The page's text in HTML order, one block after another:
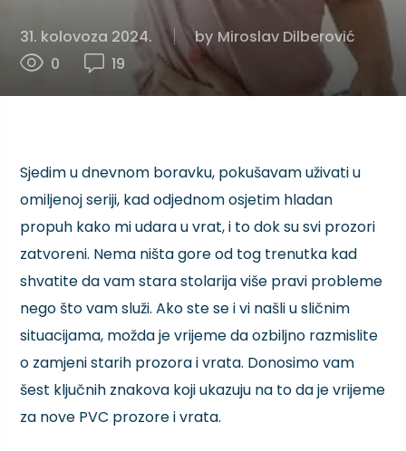
31. kolovoza 2024. by Miroslav Dilberović
0
19
Sjedim u dnevnom boravku, pokušavam uživati u
omiljenoj seriji, kad odjednom osjetim hladan
propuh kako mi udara u vrat, i to dok su svi prozori
zatvoreni. Nema ništa gore od tog trenutka kad
shvatite da vam stara stolarija više pravi probleme
nego što vam služi. Ako ste se i vi našli u sličnim
situacijama, možda je vrijeme da ozbiljno razmislite
o zamjeni starih prozora i vrata. Donosimo vam
šest ključnih znakova koji ukazuju na to da je vrijeme
za nove PVC prozore i vrata.